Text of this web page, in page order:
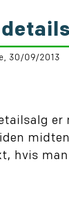
30/09/2013
er
hvis